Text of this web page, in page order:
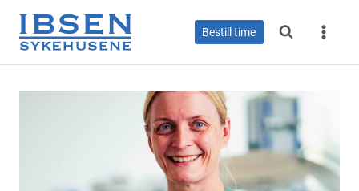
content
Bestill time